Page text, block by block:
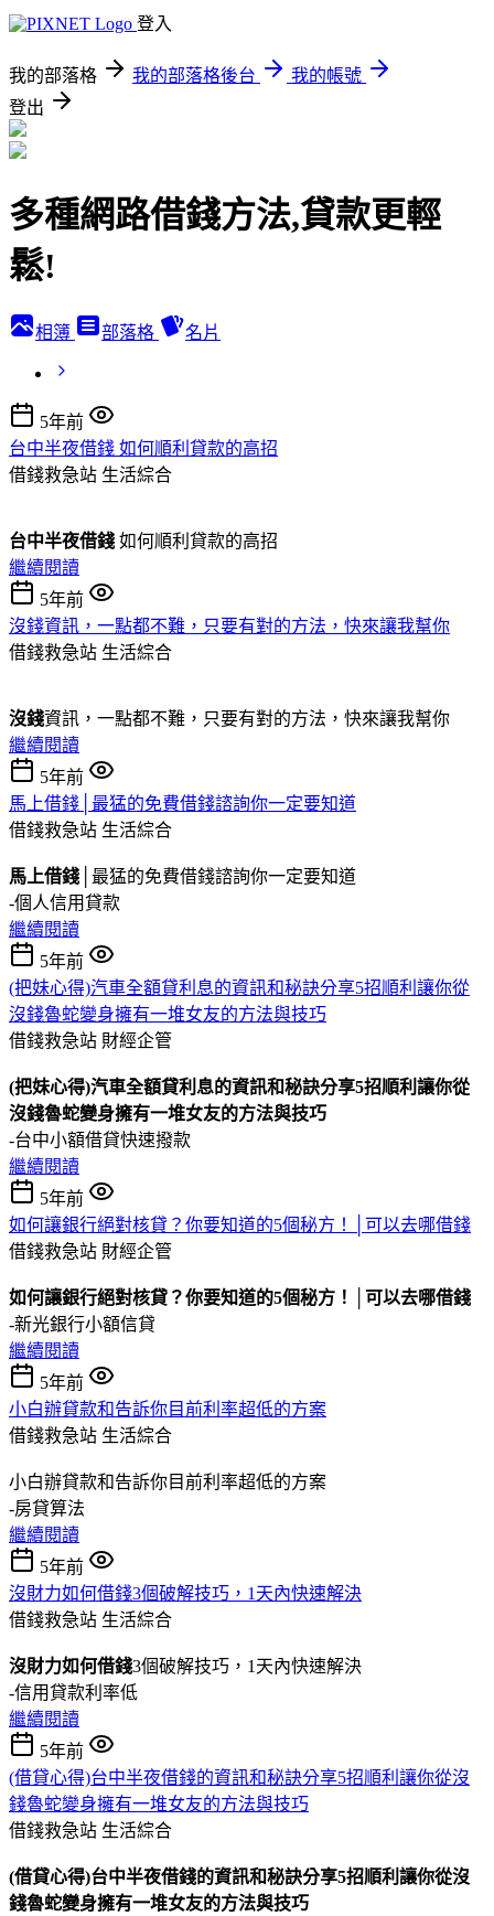
登入
我的部落格 我的部落格後台
我的帳號
登出
多種網路借錢方法,貸款更輕
鬆!
相簿 部落格 名片
5年前
台中半夜借錢 如何順利貸款的高招
借錢救急站 生活綜合
台中半夜借錢 如何順利貸款的高招
繼續閱讀
5年前
沒錢資訊，一點都不難，只要有對的方法，快來讓我幫你
借錢救急站 生活綜合
沒錢資訊，一點都不難，只要有對的方法，快來讓我幫你
繼續閱讀
5年前
馬上借錢│最猛的免費借錢諮詢你一定要知道
借錢救急站 生活綜合
馬上借錢 │最猛的免費借錢諮詢你一定要知道
-個人信用貸款
繼續閱讀
5年前
(把妹心得)汽車全額貸利息的資訊和秘訣分享5招順利讓你從
沒錢魯蛇變身擁有一堆女友的方法與技巧
借錢救急站 財經企管
(把妹心得)汽車全額貸利息的資訊和秘訣分享5招順利讓你從
沒錢魯蛇變身擁有一堆女友的方法與技巧
-台中小額借貸快速撥款
繼續閱讀
5年前
如何讓銀行絕對核貸？你要知道的5個秘方！│可以去哪借錢
借錢救急站 財經企管
如何讓銀行絕對核貸？你要知道的5個秘方！│可以去哪借錢
-新光銀行小額信貸
繼續閱讀
5年前
小白辦貸款和告訴你目前利率超低的方案
借錢救急站 生活綜合
小白辦貸款和告訴你目前利率超低的方案
-房貸算法
繼續閱讀
5年前
沒財力如何借錢3個破解技巧，1天內快速解決
借錢救急站 生活綜合
沒財力如何借錢3個破解技巧，1天內快速解決
-信用貸款利率低
繼續閱讀
5年前
(借貸心得)台中半夜借錢的資訊和秘訣分享5招順利讓你從沒
錢魯蛇變身擁有一堆女友的方法與技巧
借錢救急站 生活綜合
(借貸心得)台中半夜借錢的資訊和秘訣分享5招順利讓你從沒
錢魯蛇變身擁有一堆女友的方法與技巧